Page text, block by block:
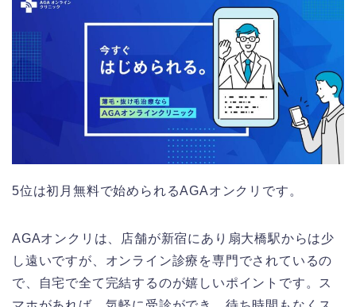
5位は初月無料で始められるAGAオンクリです。
AGAオンクリは、店舗が新宿にあり扇大橋駅からは少
し遠いですが、オンライン診療を専門でされているの
で、自宅で全て完結するのが嬉しいポイントです。ス